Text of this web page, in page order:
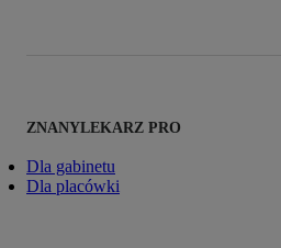
ZNANYLEKARZ PRO
Dla gabinetu
Dla placówki